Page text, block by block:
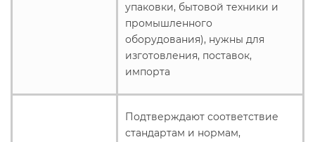
упаковки, бытовой техники и
промышленного
оборудования), нужны для
изготовления, поставок,
импорта
Подтверждают соответствие
стандартам и нормам,